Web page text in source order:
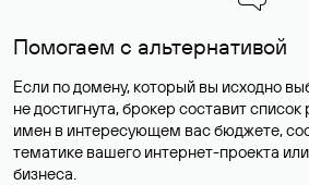
Помогаем с альтернативой
Если по домену, который вы исходно
не достигнута, брокер составит
имен в интересующем вас бюджете,
тематике вашего интернет-проекта
бизнеса.